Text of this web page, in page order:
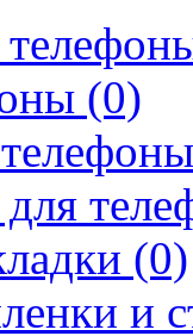
(0)
(0)
и